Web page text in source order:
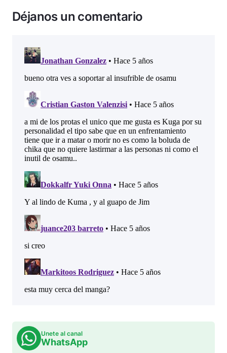
Déjanos un comentario
Unete al canal
WhatsApp